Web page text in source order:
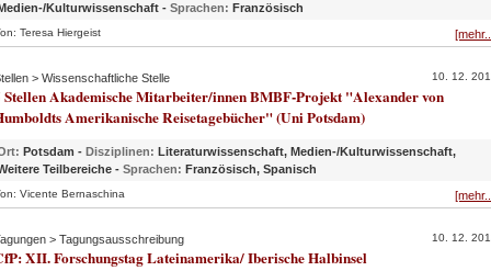
Kulturwissenschaft - Sprachen: Französisch
Teresa Hiergeist
> Wissenschaftliche Stelle 10. 12.
Stellen Akademische Mitarbeiter/innen BMBF-Projekt "Alexander von
Amerikanische Reisetagebücher" (Uni Potsdam)
Potsdam - Disziplinen: Literaturwissenschaft, Medien-/Kulturwissenschaft,
Teilbereiche - Sprachen: Französisch, Spanisch
Vicente Bernaschina
> Tagungsausschreibung 10. 12.
XII. Forschungstag Lateinamerika/ Iberische Halbinsel